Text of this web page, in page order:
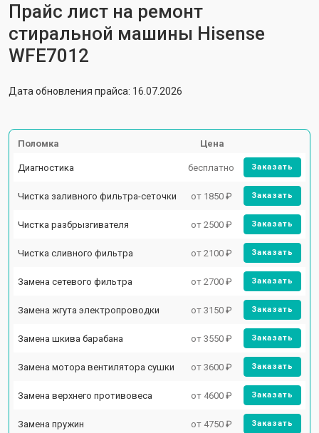
Прайс лист на ремонт
стиральной машины Hisense
WFE7012
Дата обновления прайса: 16.07.2026
Поломка Цена
Диагностика бесплатно Заказать
Чистка заливного фильтра-сеточки от 1850 ₽ Заказать
Чистка разбрызгивателя от 2500 ₽ Заказать
Чистка сливного фильтра от 2100 ₽ Заказать
Замена сетевого фильтра от 2700 ₽ Заказать
Замена жгута электропроводки от 3150 ₽ Заказать
Замена шкива барабана от 3550 ₽ Заказать
Замена мотора вентилятора сушки от 3600 ₽ Заказать
Замена верхнего противовеса от 4600 ₽ Заказать
Замена пружин от 4750 ₽ Заказать